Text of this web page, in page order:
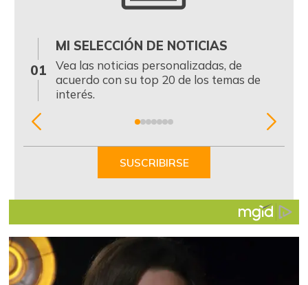
01
MI SELECCIÓN DE NOTICIAS
Vea las noticias personalizadas, de
acuerdo con su top 20 de los temas de
interés.
Item
SUSCRIBIRSE